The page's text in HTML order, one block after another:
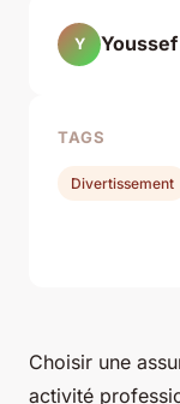
Choisir une
activité
Y Youssef
TAGS
Divertissement